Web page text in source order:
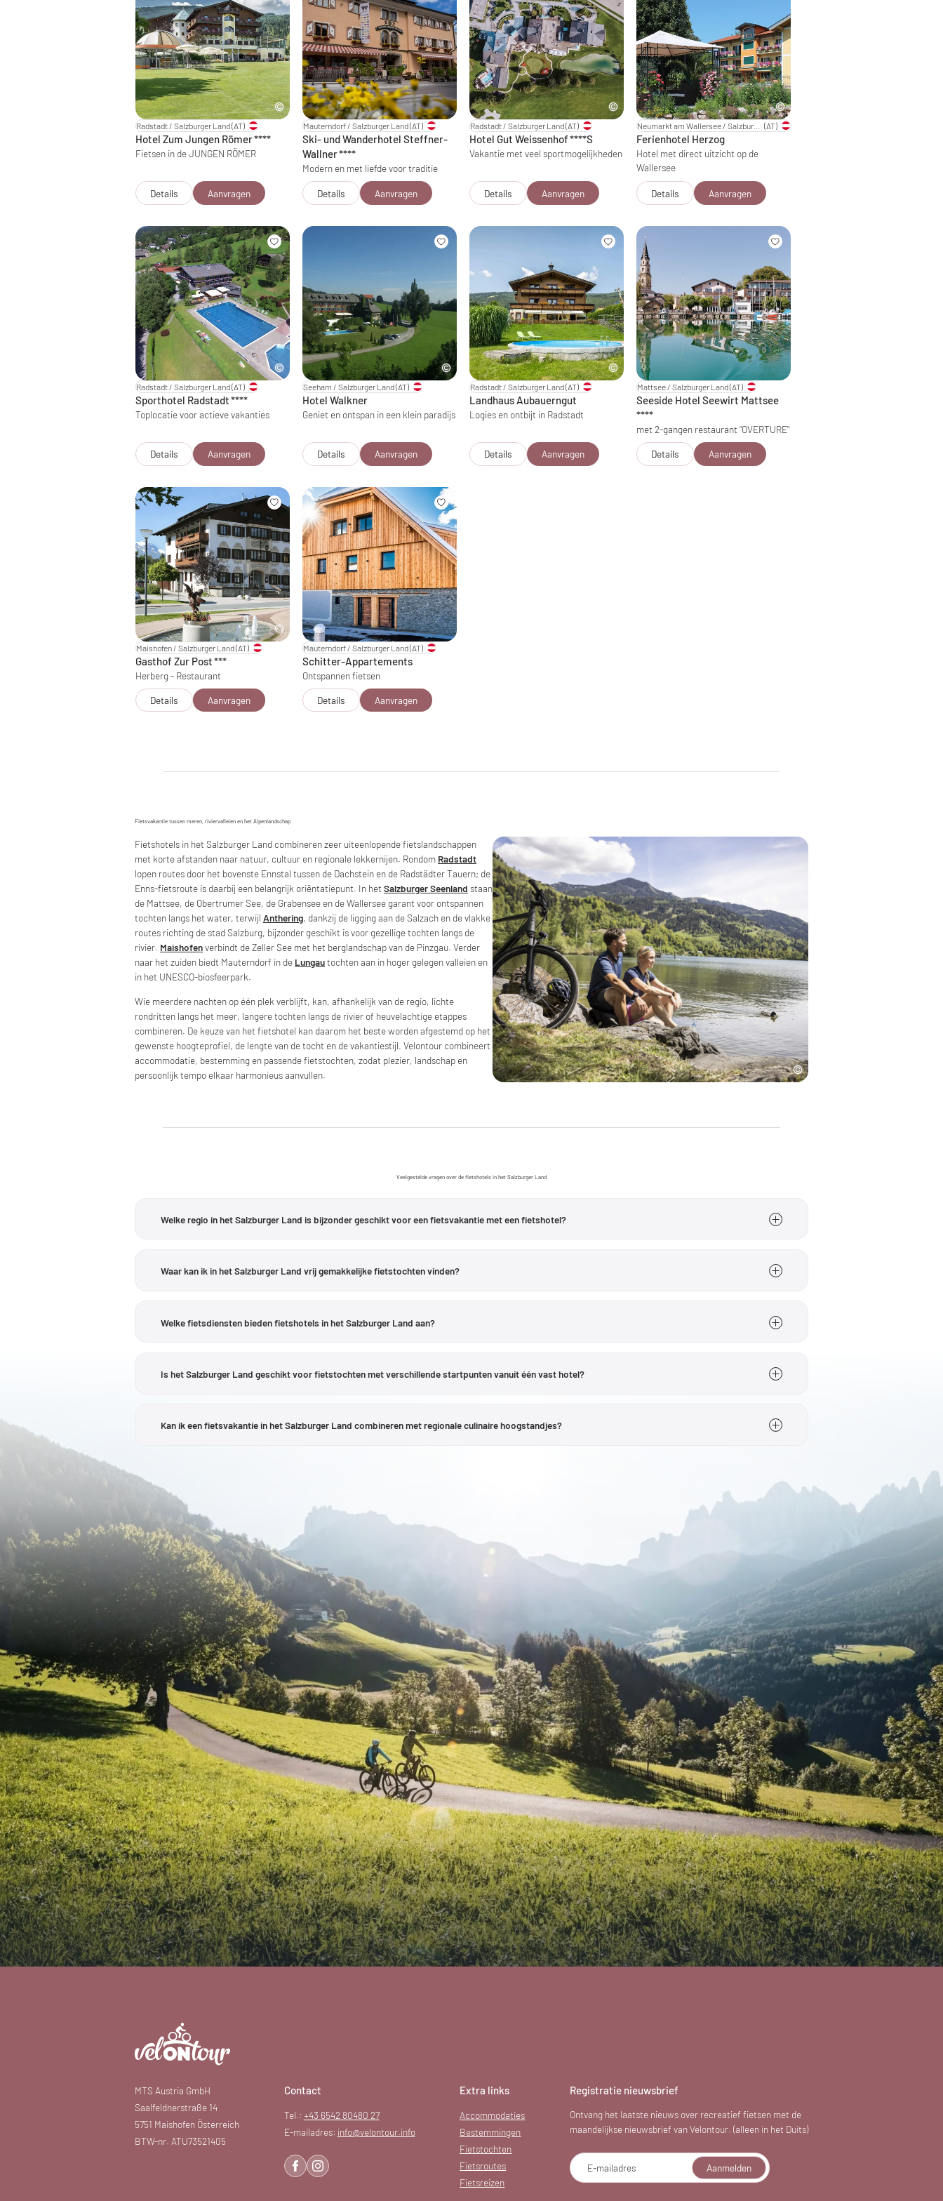
Radstadt / Salzburger Land(AT)
Hotel Zum Jungen Römer****
Fietsen in de JUNGEN RÖMER
Details Aanvragen
Mauterndorf / Salzburger Land(AT)
Ski- und Wanderhotel Steffner-
Wallner****
Modern en met liefde voor traditie
Details Aanvragen
Radstadt / Salzburger Land(AT)
Hotel Gut Weissenhof****S
Vakantie met veel sportmogelijkheden
Details Aanvragen
(AT)
Ferienhotel Herzog
Hotel met direct uitzicht op de
Wallersee
Details Aanvragen
Radstadt / Salzburger Land(AT)
Sporthotel Radstadt****
Toplocatie voor actieve vakanties
Details Aanvragen
Seeham / Salzburger Land(AT)
Hotel Walkner
Geniet en ontspan in een klein paradijs
Details Aanvragen
Radstadt / Salzburger Land(AT)
Landhaus Aubauerngut
Logies en ontbijt in Radstadt
Details Aanvragen
Mattsee / Salzburger Land(AT)
Seeside Hotel Seewirt Mattsee
****
met 2-gangen restaurant "OVERTURE"
Details Aanvragen
Maishofen / Salzburger Land(AT)
Gasthof Zur Post***
Herberg - Restaurant
Details Aanvragen
Mauterndorf / Salzburger Land(AT)
Schitter-Appartements
Ontspannen fietsen
Details Aanvragen
Fietsvakantie tussen meren, riviervalleien en het Alpenlandschap
Fietshotels in het Salzburger Land combineren zeer uiteenlopende fietslandschappen
met korte afstanden naar natuur, cultuur en regionale lekkernijen. Rondom Radstadt
lopen routes door het bovenste Ennstal tussen de Dachstein en de Radstädter Tauern; de
Enns-fietsroute is daarbij een belangrijk oriëntatiepunt. In het Salzburger Seenland staan
de Mattsee, de Obertrumer See, de Grabensee en de Wallersee garant voor ontspannen
tochten langs het water, terwijl Anthering, dankzij de ligging aan de Salzach en de vlakke
routes richting de stad Salzburg, bijzonder geschikt is voor gezellige tochten langs de
rivier. Maishofenverbindt de Zeller See met het berglandschap van de Pinzgau. Verder
naar het zuiden biedt Mauterndorf in de Lungautochten aan in hoger gelegen valleien en
in het UNESCO-biosfeerpark.
Wie meerdere nachten op één plek verblijft, kan, afhankelijk van de regio, lichte
rondritten langs het meer, langere tochten langs de rivier of heuvelachtige etappes
combineren. De keuze van het fietshotel kan daarom het beste worden afgestemd op het
gewenste hoogteprofiel, de lengte van de tocht en de vakantiestijl. Velontour combineert
accommodatie, bestemming en passende fietstochten, zodat plezier, landschap en
persoonlijk tempo elkaar harmonieus aanvullen.
Veelgestelde vragen over de fietshotels in het Salzburger Land
Welke regio in het Salzburger Land is bijzonder geschikt voor een fietsvakantie met een fietshotel?
fietsroute, natuur en vlakke recreatieve routes;Radstadtverbindt het bovenste Ennstal met een alpien berglandschap en de hoger gelegen
Waar kan ik in het Salzburger Land vrij gemakkelijke fietstochten vinden?
18 km relatief compact. Het hoogteprofiel en de actuele route-informatie moeten echter voor elke tocht worden gecontroleerd.
Welke fietsdiensten bieden fietshotels in het Salzburger Land aan?
routes. Welke diensten daadwerkelijk worden aangeboden, is te zien in het betreffende Velontour-hotelprofiel of kan rechtstreeks bij de
Is het Salzburger Land geschikt voor fietstochten met verschillende startpunten vanuit één vast hotel?
verschillende rondritten langs de meren combineren. OokMaishofenen deLungaubieden verschillende dagtochten. Daarnaast is
Kan ik een fietsvakantie in het Salzburger Land combineren met regionale culinaire hoogstandjes?
MTS Austria GmbH
Saalfeldnerstraße 14
5751 Maishofen Österreich
BTW-nr. ATU73521405
Contact
Tel.: +43 6542 80480 27
E-mailadres: info@velontour.info
Extra links
Accommodaties
Bestemmingen
Fietstochten
Fietsroutes
Fietsreizen
Registratie nieuwsbrief
Ontvang het laatste nieuws over recreatief fietsen met de
maandelijkse nieuwsbrief van Velontour. (alleen in het Duits)
E-mailadres Aanmelden